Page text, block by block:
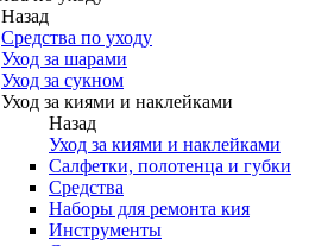
Назад
Средства по уходу
Уход за шарами
Уход за сукном
Уход за киями и наклейками
Назад
Уход за киями и наклейками
Салфетки, полотенца и губки
Средства
Наборы для ремонта кия
Инструменты